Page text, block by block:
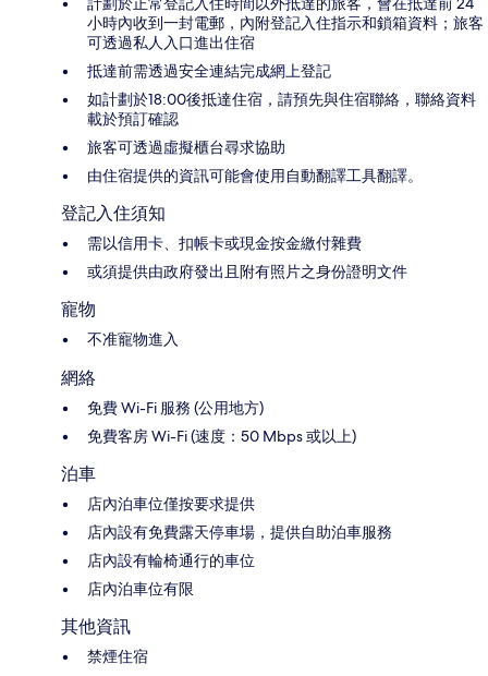
小時內收到一封電郵，內附登記入住指示和鎖箱資料；旅客
可透過私人入口進出住宿
抵達前需透過安全連結完成網上登記
如計劃於18:00後抵達住宿，請預先與住宿聯絡，聯絡資料
載於預訂確認
旅客可透過虛擬櫃台尋求協助
由住宿提供的資訊可能會使用自動翻譯工具翻譯。
登記入住須知
需以信用卡、扣帳卡或現金按金繳付雜費
或須提供由政府發出且附有照片之身份證明文件
寵物
不准寵物進入
網絡
免費 Wi-Fi 服務 (公用地方)
免費客房 Wi-Fi (速度：50 Mbps 或以上)
泊車
店內泊車位僅按要求提供
店內設有免費露天停車場，提供自助泊車服務
店內設有輪椅通行的車位
店內泊車位有限
其他資訊
禁煙住宿